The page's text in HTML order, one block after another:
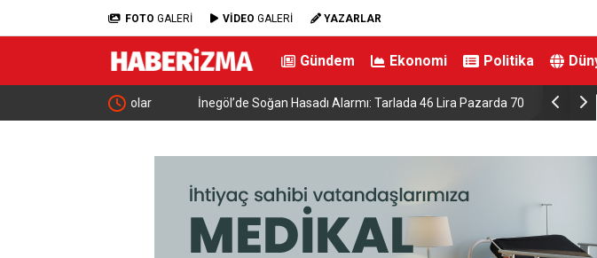
FOTO GALERİ VİDEO GALERİ YAZARLAR
Gündem Ekonomi Politika
İnegöl’de Soğan Hasadı Alarmı: Tarlada 46 Lira Pazarda 70 Lirayı Aştı! İstanbul